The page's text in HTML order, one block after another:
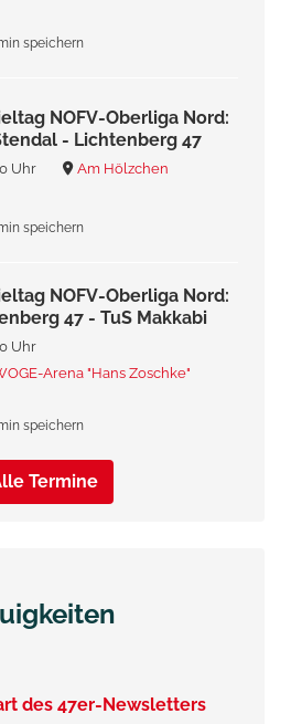
speichern
NOFV-Oberliga Nord:
- Lichtenberg 47
Uhr Am Hölzchen
speichern
NOFV-Oberliga Nord:
47 - TuS Makkabi
Uhr
Arena "Hans Zoschke"
speichern
Termine
des 47er-Newsletters